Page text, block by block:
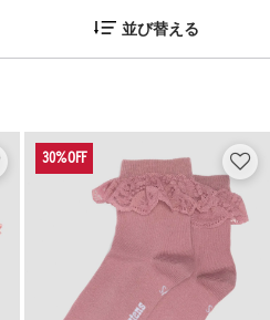
3000円OFFが新登場！
ピー品にご注意ください。
無料・サイズ交換無料
並び替える